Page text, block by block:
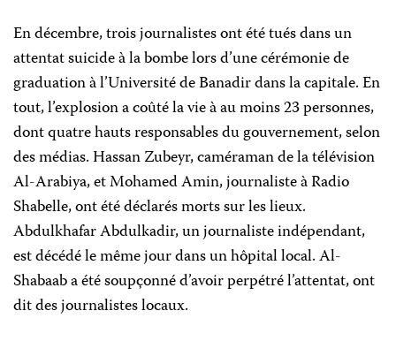
En décembre, trois journalistes ont été tués dans un
attentat suicide à la bombe lors d’une cérémonie de
graduation à l’Université de Banadir dans la capitale. En
tout, l’explosion a coûté la vie à au moins 23 personnes,
dont quatre hauts responsables du gouvernement, selon
des médias. Hassan Zubeyr, caméraman de la télévision
Al-Arabiya, et Mohamed Amin, journaliste à Radio
Shabelle, ont été déclarés morts sur les lieux.
Abdulkhafar Abdulkadir, un journaliste indépendant,
est décédé le même jour dans un hôpital local. Al-
Shabaab a été soupçonné d’avoir perpétré l’attentat, ont
dit des journalistes locaux.